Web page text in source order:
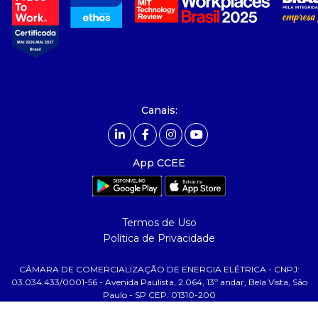
- governança
- nossos associados
- integridade, riscos e auditoria
- relatório de sustentabilidade
ajuda
Canais:
App CCEE
Termos de Uso
Política de Privacidade
CÂMARA DE COMERCIALIZAÇÃO DE ENERGIA ELÉTRICA - CNPJ:
03.034.433/0001-56 - Avenida Paulista, 2.064, 13º andar, Bela Vista, São
Paulo - SP CEP: 01310-200